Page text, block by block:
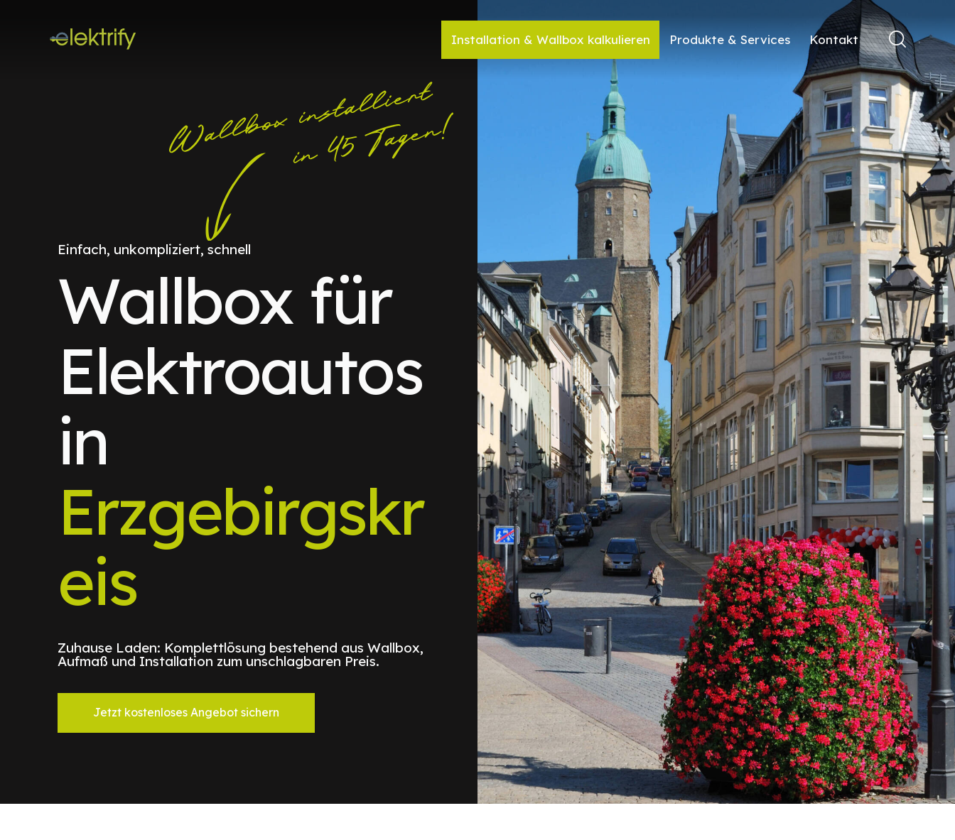
Installation & Wallbox kalkulieren Produkte & Services Kontakt
Einfach, unkompliziert, schnell
Wallbox für
Elektroautos
in
Erzgebirgskr
eis
Zuhause Laden: Komplettlösung bestehend aus Wallbox,
Aufmaß und Installation zum unschlagbaren Preis.
Jetzt kostenloses Angebot sichern